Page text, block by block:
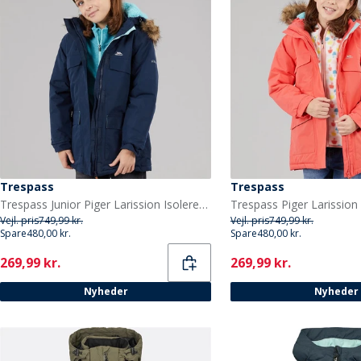
Trespass
Trespass Junior Piger Larission Isoleret Vandtæt Parka Navy
Vejl. pris749,99 kr.
Spare480,00 kr.
Current
269,99 kr.
Nyheder
Trespass
Vejl. pris749,99 kr.
Spare480,00 kr.
Current
269,99 kr.
Nyheder